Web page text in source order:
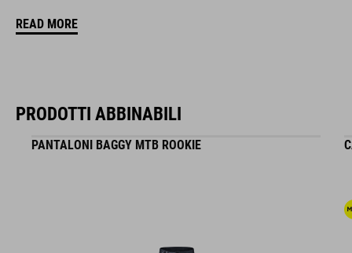
A-TRACTION outsole for flat pedals
CODICE ARTICOLO
17155
READ MORE
PRODOTTI ABBINABILI
PANTALONI BAGGY MTB ROOKIE